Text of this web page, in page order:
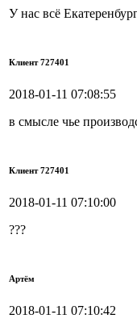
У нас всё
Клиент 727401
2018-01-11 07:08:55
в смысле чье
Клиент 727401
2018-01-11 07:10:00
???
Артём
2018-01-11 07:10:42